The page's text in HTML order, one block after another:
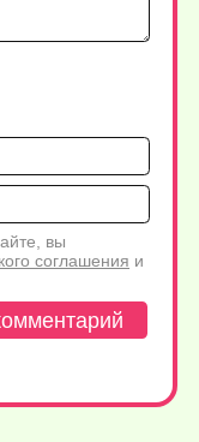
Имя*
вы
соглашения и